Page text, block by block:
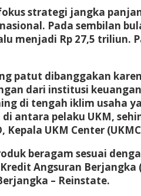
strategi jangka
Pada sembilan
menjadi Rp 27,5 triliun.
patut dibanggakan
dari institusi
di tengah iklim usaha
antara pelaku UKM,
UKM Center
beragam sesuai
Angsuran
– Reinstate.